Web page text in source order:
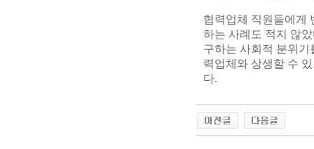
협력업체 직원들에게
하는 사례도 적지 않
구하는 사회적 분위기
력업체와 상생할 수
다.